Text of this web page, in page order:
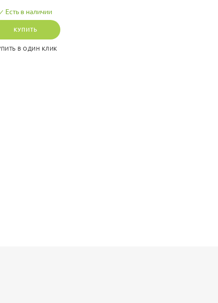
Есть в наличии
КУПИТЬ
В ОДИН КЛИК